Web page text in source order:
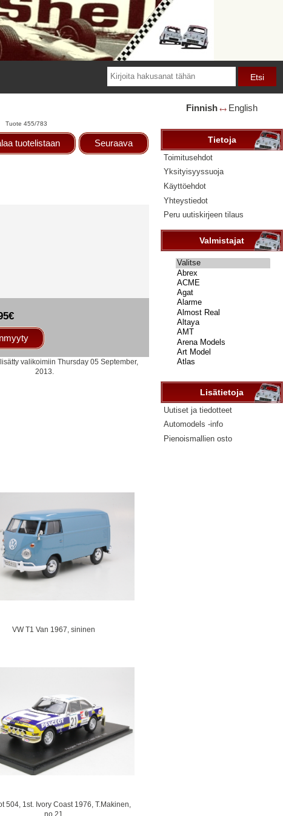
Tuote 455/783
tuotelistaan Seuraava
valikoimiin Thursday 05 September,
2013.
VW T1 Van 1967, sininen
504, 1st. Ivory Coast 1976, T.Makinen,
no.21
Finnish 🡘 English
Tietoja
Toimitusehdot
Yksityisyyssuoja
Käyttöehdot
Yhteystiedot
Peru uutiskirjeen tilaus
Valmistajat
Valitse
...
Lisätietoja
Uutiset ja tiedotteet
Automodels -info
Pienoismallien osto